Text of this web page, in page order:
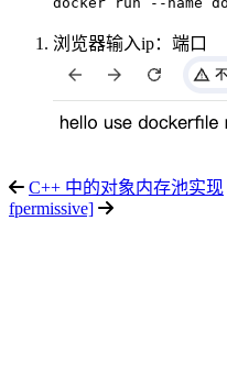
浏览器输入ip：端口
C++ 中的对象内存池实现
fpermissive]